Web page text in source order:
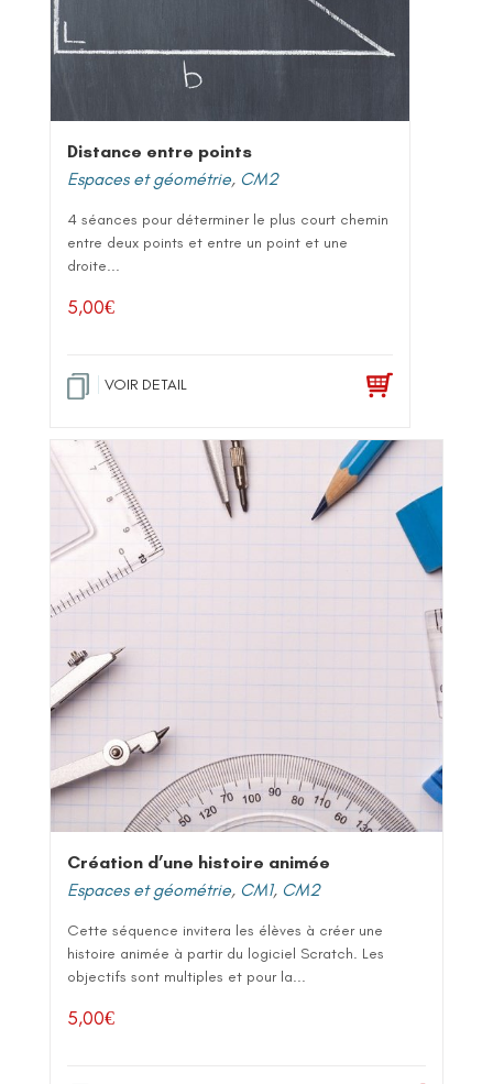
Distance entre points
Espaces et géométrie, CM2
4 séances pour déterminer le plus court chemin
entre deux points et entre un point et une
droite...
5,00€
VOIR DETAIL
Création d’une histoire animée
Espaces et géométrie, CM1, CM2
Cette séquence invitera les élèves à créer une
histoire animée à partir du logiciel Scratch. Les
objectifs sont multiples et pour la...
5,00€